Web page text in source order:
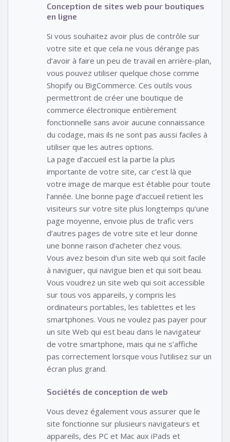
Conception de sites web pour boutiques
en ligne
Si vous souhaitez avoir plus de contrôle sur
votre site et que cela ne vous dérange pas
d’avoir à faire un peu de travail en arrière-plan,
vous pouvez utiliser quelque chose comme
Shopify ou BigCommerce. Ces outils vous
permettront de créer une boutique de
commerce électronique entièrement
fonctionnelle sans avoir aucune connaissance
du codage, mais ils ne sont pas aussi faciles à
utiliser que les autres options.
La page d’accueil est la partie la plus
importante de votre site, car c’est là que
votre image de marque est établie pour toute
l’année. Une bonne page d’accueil retient les
visiteurs sur votre site plus longtemps qu’une
page moyenne, envoie plus de trafic vers
d’autres pages de votre site et leur donne
une bonne raison d’acheter chez vous.
Vous avez besoin d’un site web qui soit facile
à naviguer, qui navigue bien et qui soit beau.
Vous voudrez un site web qui soit accessible
sur tous vos appareils, y compris les
ordinateurs portables, les tablettes et les
smartphones. Vous ne voulez pas payer pour
un site Web qui est beau dans le navigateur
de votre smartphone, mais qui ne s’affiche
pas correctement lorsque vous l’utilisez sur un
écran plus grand.
Sociétés de conception de web
Vous devez également vous assurer que le
site fonctionne sur plusieurs navigateurs et
appareils, des PC et Mac aux iPads et